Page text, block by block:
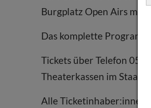
Burgplatz Open Airs mit
Das komplette
Tickets über Telefon
Theaterkassen im
Alle Ticketinhaber:innen